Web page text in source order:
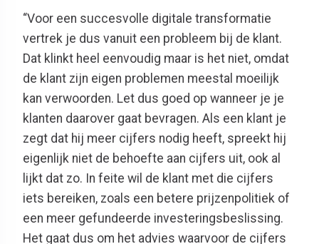
“Voor een succesvolle digitale transformatie
vertrek je dus vanuit een probleem bij de klant.
Dat klinkt heel eenvoudig maar is het niet, omdat
de klant zijn eigen problemen meestal moeilijk
kan verwoorden. Let dus goed op wanneer je je
klanten daarover gaat bevragen. Als een klant je
zegt dat hij meer cijfers nodig heeft, spreekt hij
eigenlijk niet de behoefte aan cijfers uit, ook al
lijkt dat zo. In feite wil de klant met die cijfers
iets bereiken, zoals een betere prijzenpolitiek of
een meer gefundeerde investeringsbeslissing.
Het gaat dus om het advies waarvoor de cijfers